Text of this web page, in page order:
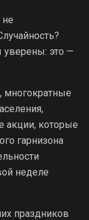
уверены: это —
многократные
акции, которые
гарнизона
неделе
праздников